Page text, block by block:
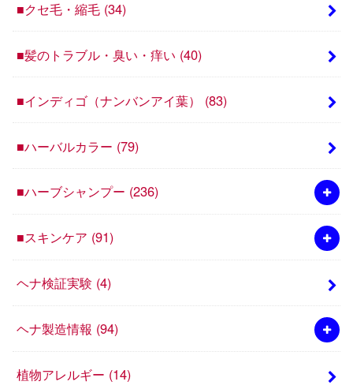
■クセ毛・縮毛 (34)
■髪のトラブル・臭い・痒い (40)
■インディゴ（ナンバンアイ葉） (83)
■ハーバルカラー (79)
■ハーブシャンプー (236)
■スキンケア (91)
ヘナ検証実験 (4)
ヘナ製造情報 (94)
植物アレルギー (14)